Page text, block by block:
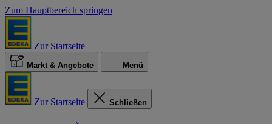
Zum Hauptbereich springen
Zur Startseite
Markt & Angebote Menü
Zur Startseite Schließen